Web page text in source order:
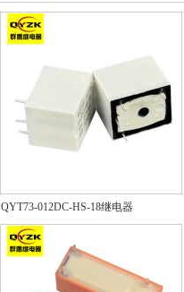
QYT73-012DC-HS-18继电器